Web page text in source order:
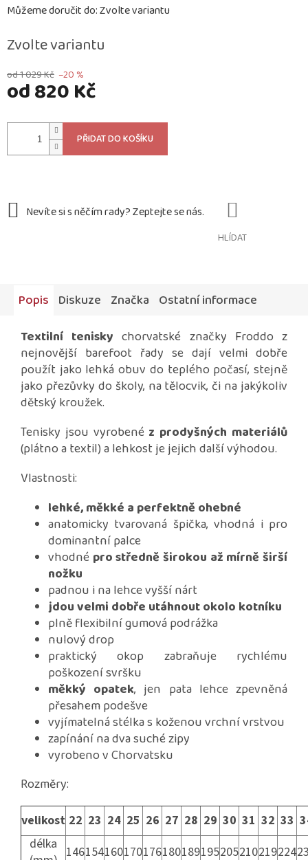
od 1 029 Kč –20 %
od820 Kč
cena:
Zvolte variantu
Můžeme doručit do:Zvolte variantu
PŘIDAT DO KOŠÍKU
HLÍDAT
Popis Diskuze Značka Ostatní informace
Textilní tenisky chorvatské značky Froddo z
nejnovější barefoot řady se dají velmi dobře
použít jako lehká obuv do teplého počasí, stejně
jako přezůvky do školy, na tělocvik, či na jakýkoliv
dětský kroužek.
Tenisky jsou vyrobené z prodyšných materiálů
(plátno a textil) a lehkost je jejich další výhodou.
Vlastnosti:
lehké, měkké a perfektně ohebné
anatomicky tvarovaná špička, vhodná i pro
dominantní palce
vhodné pro středně širokou až mírně širší
nožku
padnou i na lehce vyšší nárt
jdou velmi dobře utáhnout okolo kotníku
plně flexibilní gumová podrážka
nulový drop
praktický okop zabraňuje rychlému
poškození svršku
měkký opatek, jen pata lehce zpevněná
přesahem podešve
vyjímatelná stélka s koženou vrchní vrstvou
zapínání na dva suché zipy
vyrobeno v Chorvatsku
Rozměry:
velikost 22 23 24 25 26 27 28 29 30 31 32 33
délka 146154160170176180189195205210219224